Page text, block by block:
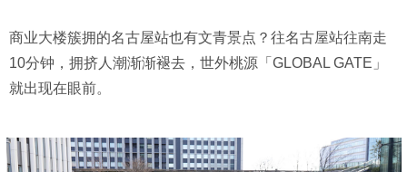
商业大楼簇拥的名古屋站也有文青景点？往名古屋站往南走
10分钟，拥挤人潮渐渐褪去，世外桃源「GLOBAL GATE」
就出现在眼前。